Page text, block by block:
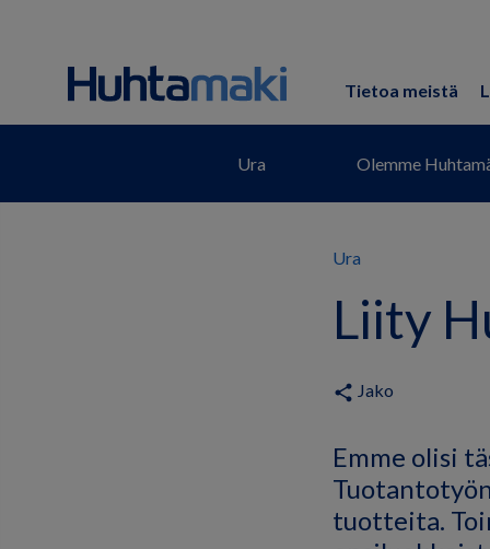
Tietoa meistä
Ura Olemme
Ura
Liity
share Jako
Emme olisi
tuotteita.